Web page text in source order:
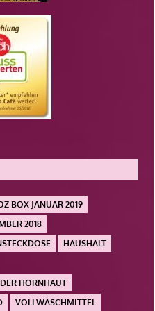
BOX JANUAR 2019
2018
HAUSHALT
HORNHAUT
VOLLWASCHMITTEL